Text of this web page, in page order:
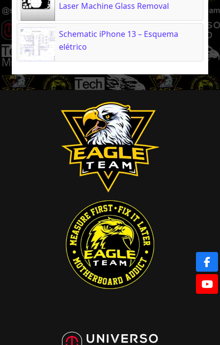
Laser Machine Glass Removal
Schematic iPhone 13 – Esquema
elétrico